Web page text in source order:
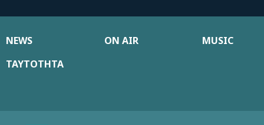
NEWS ON AIR
MUSIC
ΤΑΥΤΟΤΗΤΑ